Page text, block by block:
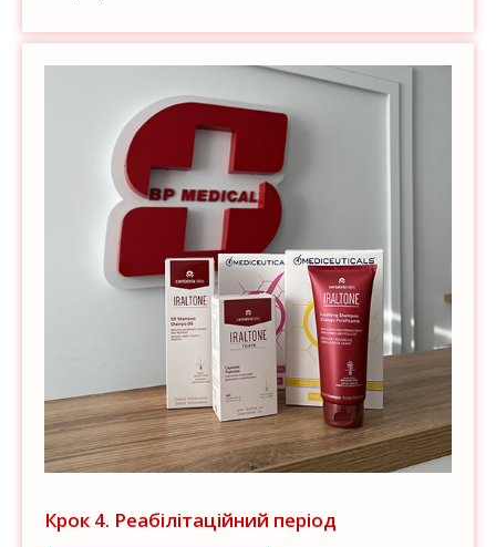
Крок 4. Реабілітаційний період